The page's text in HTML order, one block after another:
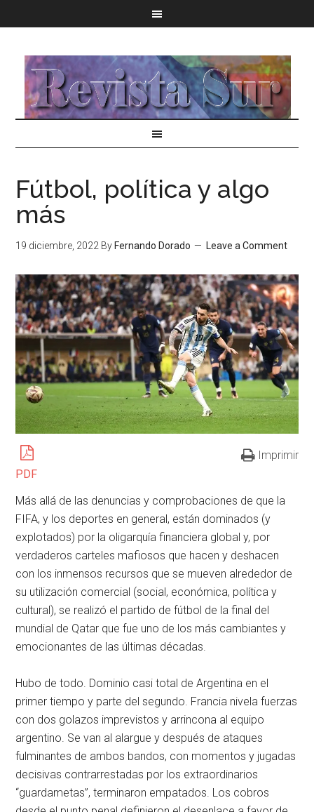
Fútbol, política y algo
más
19 diciembre, 2022 By Fernando Dorado Leave a Comment
PDF
Imprimir
Más allá de las denuncias y comprobaciones de que la
FIFA, y los deportes en general, están dominados (y
explotados) por la oligarquía financiera global y, por
verdaderos carteles mafiosos que hacen y deshacen
con los inmensos recursos que se mueven alrededor de
su utilización comercial (social, económica, política y
cultural), se realizó el partido de fútbol de la final del
mundial de Qatar que fue uno de los más cambiantes y
emocionantes de las últimas décadas.
Hubo de todo. Dominio casi total de Argentina en el
primer tiempo y parte del segundo. Francia nivela fuerzas
con dos golazos imprevistos y arrincona al equipo
argentino. Se van al alargue y después de ataques
fulminantes de ambos bandos, con momentos y jugadas
decisivas contrarrestadas por los extraordinarios
“guardametas”, terminaron empatados. Los cobros